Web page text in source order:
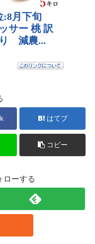
はてブ
コピー
ローする